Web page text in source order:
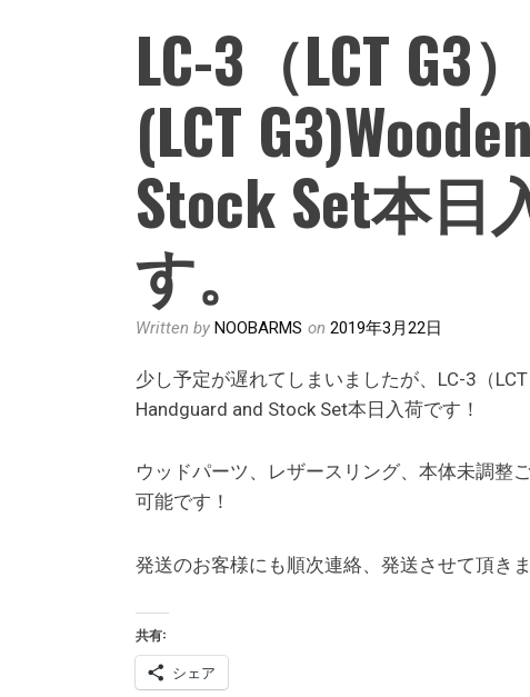
LC-3（LCT G3
(LCT
Stock Set本日
す。
Written by NOOBARMS on 2019年3月22日
少し予定が遅れてしまいましたが、LC-3（
Handguard and Stock Set本日入荷です！
ウッドパーツ、レザースリング、本体未調整
可能です！
発送のお客様にも順次連絡、発送させて頂き
共有:
シェア